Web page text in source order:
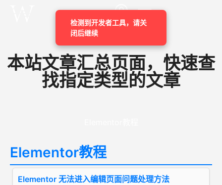
本站文章汇总页面，快速查
找指定类型的文章
Elementor教程
Elementor 无法进入编辑页面问题处理方法
检测到开发者工具，请关
闭后继续